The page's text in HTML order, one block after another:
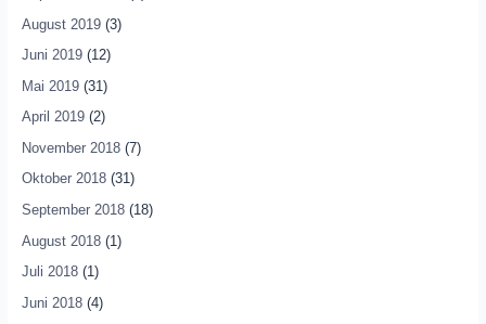
August 2019(3)
Juni 2019(12)
Mai 2019(31)
April 2019(2)
November 2018(7)
Oktober 2018(31)
September 2018(18)
August 2018(1)
Juli 2018(1)
Juni 2018(4)